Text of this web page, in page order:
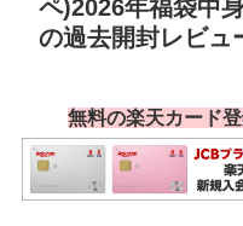
ペ)2026年福袋中
の過去開封レビュ
無料の楽天カード